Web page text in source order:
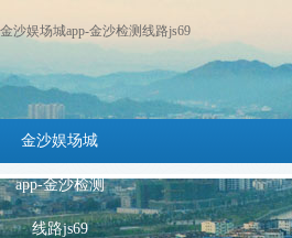
金沙娱场城app-金沙检测线路js69
金沙娱场城
app-金沙检测
线路js69